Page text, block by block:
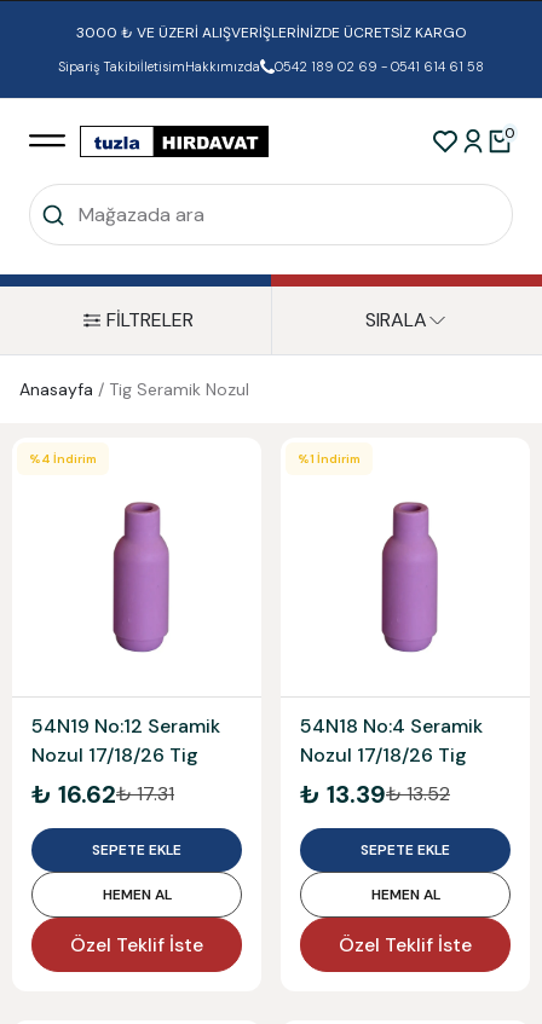
3000 ₺ VE ÜZERİ ALIŞVERİŞLERİNİZDE ÜCRETSİZ KARGO
Sipariş TakibiİletisimHakkımızda 0542 189 02 69 - 0541 614 61 58
0
FİLTRELER SIRALA
Anasayfa / Tig Seramik Nozul
%4 İndirim
54N19 No:12 Seramik
Nozul 17/18/26 Tig
₺ 16.62₺ 17.31
SEPETE EKLE
HEMEN AL
Özel Teklif İste
%1 İndirim
54N18 No:4 Seramik
Nozul 17/18/26 Tig
₺ 13.39₺ 13.52
SEPETE EKLE
HEMEN AL
Özel Teklif İste